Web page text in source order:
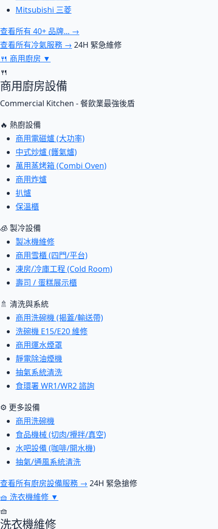
Mitsubishi 三菱
查看所有 40+ 品牌... →
查看所有冷氣服務 → 24H 緊急維修
🍴 商用廚房 ▼
🍴
商用廚房設備
Commercial Kitchen - 餐飲業最強後盾
🔥 熱廚設備
商用電磁爐 (大功率)
中式炒爐 (鑊氣爐)
萬用蒸烤箱 (Combi Oven)
商用炸爐
扒爐
保溫櫃
🧊 製冷設備
製冰機維修
商用雪櫃 (四門/平台)
凍房/冷庫工程 (Cold Room)
壽司 / 蛋糕展示櫃
🚿 清洗與系統
商用洗碗機 (揭蓋/輸送帶)
洗碗機 E15/E20 維修
商用運水煙罩
靜電除油煙機
抽氣系統清洗
食環署 WR1/WR2 諮詢
⚙ 更多設備
商用洗碗機
食品機械 (切肉/攪拌/真空)
水吧設備 (咖啡/開水機)
抽氣/通風系統清洗
查看所有廚房設備服務 → 24H 緊急搶修
🧺 洗衣機維修 ▼
🧺
洗衣機維修